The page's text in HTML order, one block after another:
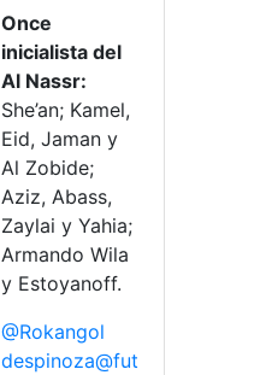
Once
inicialista del
Al Nassr:
She’an; Kamel,
Eid, Jaman y
Al Zobide;
Aziz, Abass,
Zaylai y Yahia;
Armando Wila
y Estoyanoff.
@Rokangol
despinoza@fut